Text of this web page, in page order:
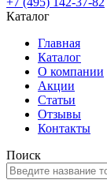
Каталог
Главная
Каталог
О компании
Акции
Статьи
Отзывы
Контакты
Поиск